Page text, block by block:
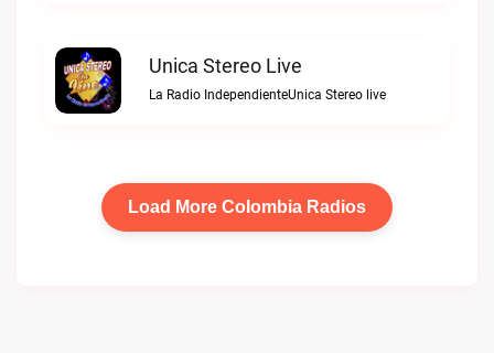
Unica Stereo Live
La Radio IndependienteUnica Stereo live
Load More Colombia Radios